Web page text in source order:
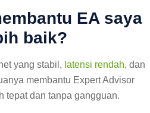
EA saya
baik?
yang stabil, latensi rendah, dan
membantu Expert Advisor
tepat dan tanpa gangguan.